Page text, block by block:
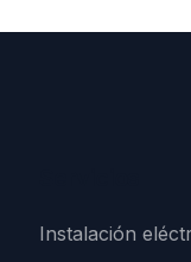
Instalación